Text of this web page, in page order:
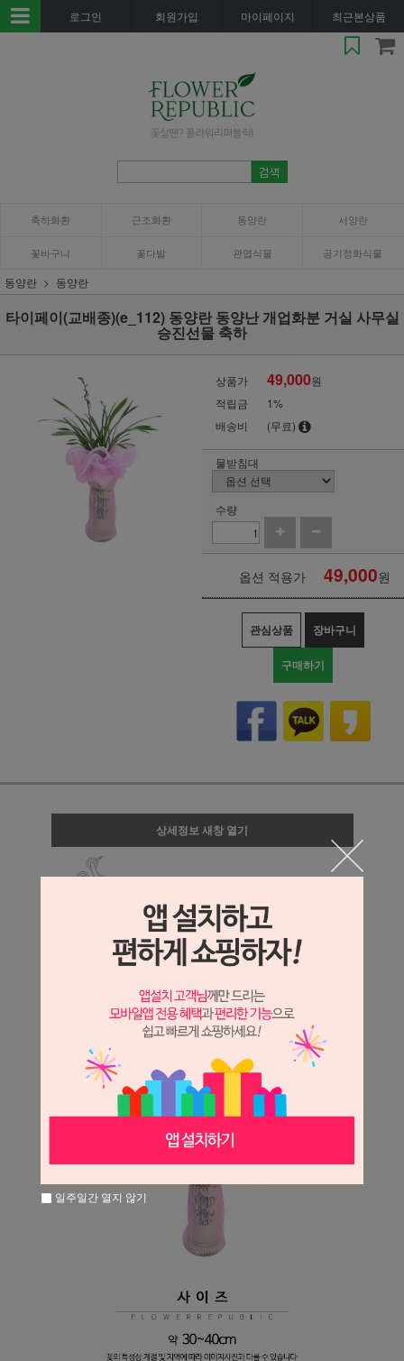
로그인 회원가입 마이페이지 최근본상품
축하화환 근조화환 동양란 서양란
꽃바구니 꽃다발 관엽식물 공기정화식물
동양란 동양란
타이페이(교배종)(e_112) 동양란 동양난 개업화분 거실 사무실
승진선물 축하
상품가 49,000원
적립금
1%
배송비
(무료)
물받침대
수량
옵션 적용가 49,000원
관심상품 장바구니
구매하기
상세정보 새창 열기
일주일간 열지 않기